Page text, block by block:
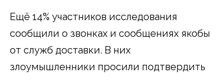
Ещё 14% участников исследования
сообщили о звонках и сообщениях якобы
от служб доставки. В них
злоумышленники просили подтвердить